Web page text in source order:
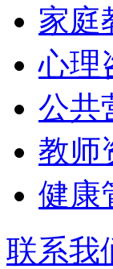
家庭
心理
公共
教师
健康
联系我